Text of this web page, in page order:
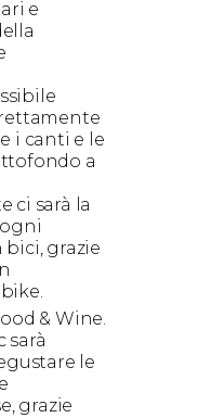
e
i canti e le
a
ci sarà la
grazie
& Wine.
sarà
le
grazie